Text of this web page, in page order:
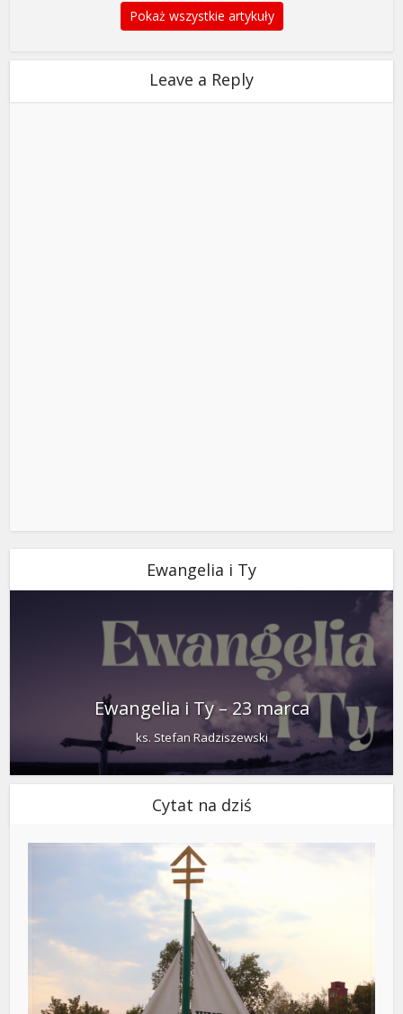
Pokaż wszystkie artykuły
Leave a Reply
Ewangelia i Ty
Ewangelia i Ty – 23 marca
ks. Stefan Radziszewski
Cytat na dziś